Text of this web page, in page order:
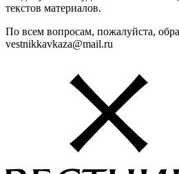
текстов материалов.
По всем вопросам, пожалуйста,
vestnikkavkaza@mail.ru